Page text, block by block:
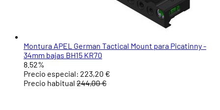
Montura APEL German Tactical Mount para Picatinny -
34mm bajas BH15 KR70
8.52%
Precio especial: 223,20 €
Precio habitual 244,00 €